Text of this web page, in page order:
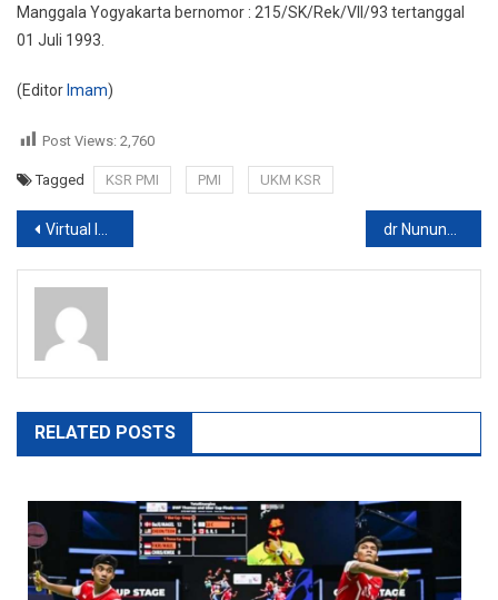
Manggala Yogyakarta bernomor : 215/SK/Rek/VII/93 tertanggal
01 Juli 1993.
(Editor Imam)
Post Views: 2,760
Tagged KSR PMI PMI UKM KSR
Post
navigation
Virtual Innovation Summit #2 UMBY Hari #1
RELATED POSTS